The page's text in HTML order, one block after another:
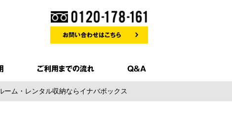
ーム・レンタル収納ならイナバボックス